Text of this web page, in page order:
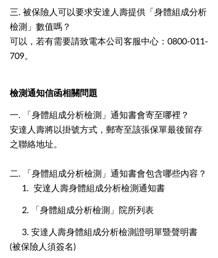
三. 被保險人可以要求安達人壽提供「身體組成分析
檢測」數值嗎？
可以，若有需要請致電本公司客服中心：0800-011-
709。
檢測通知信函相關問題
一. 「身體組成分析檢測」通知書會寄至哪裡？
安達人壽將以掛號方式，郵寄至該張保單最後留存
之聯絡地址。
二. 「身體組成分析檢測」通知書會包含哪些內容？
1. 安達人壽身體組成分析檢測通知書
2. 「身體組成分析檢測」院所列表
3. 安達人壽身體組成分析檢測證明單暨聲明書
(被保險人須簽名)